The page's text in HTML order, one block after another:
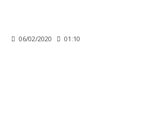
06/02/2020 01:10